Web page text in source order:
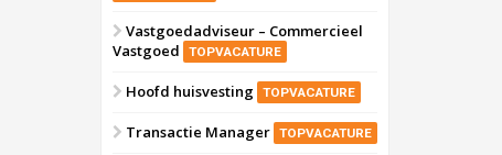
Vastgoedadviseur – Commercieel
Vastgoed
TOPVACATURE
Hoofd huisvesting TOPVACATURE
Transactie Manager TOPVACATURE